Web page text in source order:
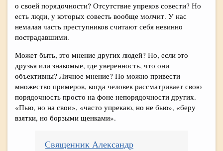
о своей порядочности? Отсутствие упреков совести? Но
есть люди, у которых совесть вообще молчит. У нас
немалая часть преступников считают себя невинно
пострадавшими.
Может быть, это мнение других людей? Но, если это
друзья или знакомые, где уверенность, что они
объективны? Личное мнение? Но можно привести
множество примеров, когда человек рассматривает свою
порядочность просто на фоне непорядочности других.
«Пью, но на свои», «часто упрекаю, но не бью», «беру
взятки, но борзыми щенками».
Священник Александр